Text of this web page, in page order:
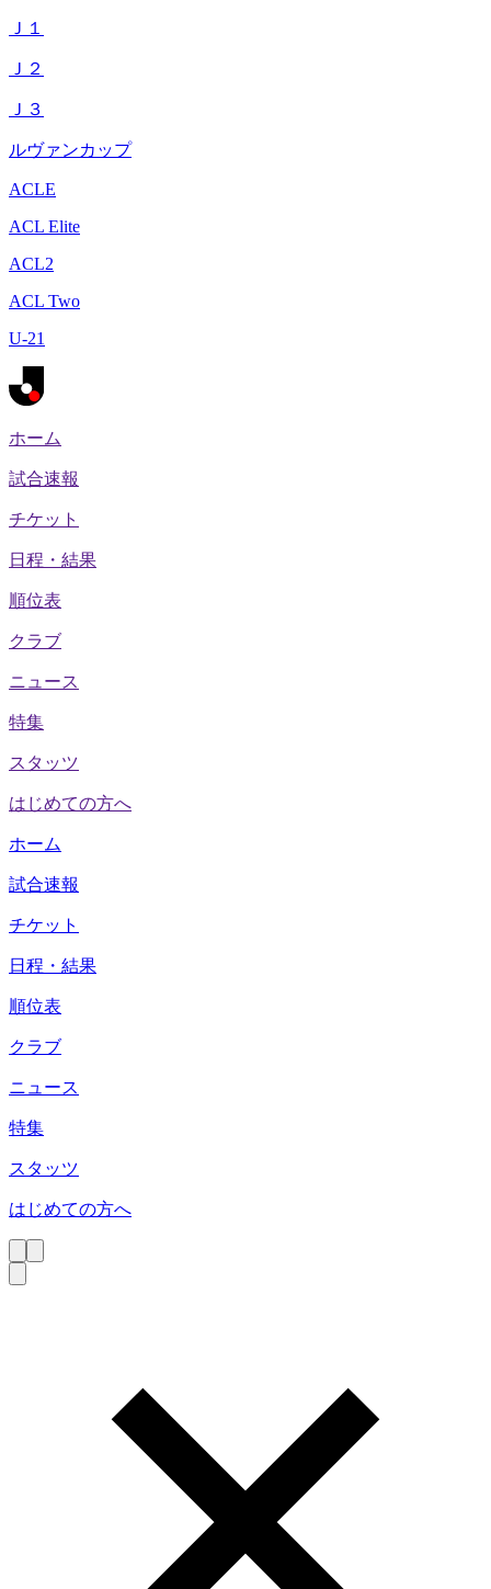
Ｊ１
Ｊ２
Ｊ３
ルヴァンカップ
ACLE
ACL Elite
ACL2
ACL Two
U-21
ホーム
試合速報
チケット
日程・結果
順位表
クラブ
ニュース
特集
スタッツ
はじめての方へ
ホーム
試合速報
チケット
日程・結果
順位表
クラブ
ニュース
特集
スタッツ
はじめての方へ